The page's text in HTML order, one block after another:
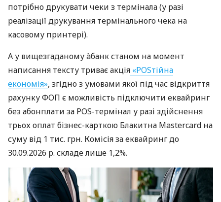
потрібно друкувати чеки з термінала (у разі
реалізації друкування термінального чека на
касовому принтері).
А у вищезгаданому àбанк станом на момент
написання тексту триває акція «POSтійна
економія», згідно з умовами якої під час відкриття
рахунку ФОП є можливість підключити еквайринг
без абонплати за POS-термінал у разі здійснення
трьох оплат бізнес-карткою Блакитна Mastercard на
суму від 1 тис. грн. Комісія за еквайринг до
30.09.2026 р. складе лише 1,2%.